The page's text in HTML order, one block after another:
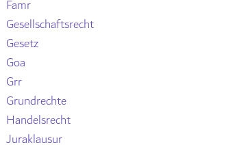
Famr
Gesellschaftsrecht
Gesetz
Goa
Grr
Grundrechte
Handelsrecht
Juraklausur